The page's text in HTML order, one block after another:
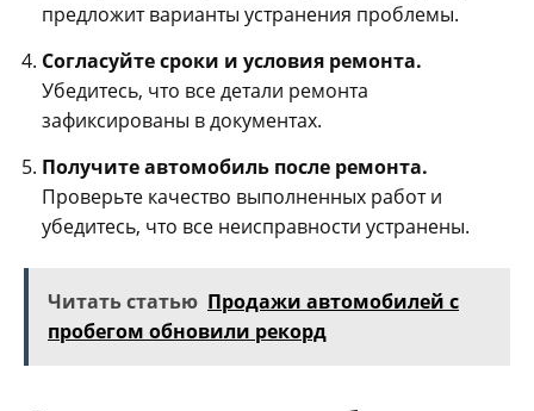
предложит варианты устранения проблемы.
Согласуйте сроки и условия ремонта.
Убедитесь‚ что все детали ремонта
зафиксированы в документах.
Получите автомобиль после ремонта.
Проверьте качество выполненных работ и
убедитесь‚ что все неисправности устранены.
Читать статью Продажи автомобилей с
пробегом обновили рекорд